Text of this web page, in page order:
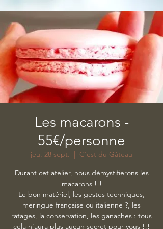
Les macarons -
55€/personne
jeu. 28 sept.
  |
C'est du Gâteau
Durant cet atelier, nous démystifierons les
macarons !!!
Le bon matériel, les gestes techniques,
meringue française ou italienne ?, les
ratages, la conservation, les ganaches : tous
cela n'aura plus aucun secret pour vous !!!